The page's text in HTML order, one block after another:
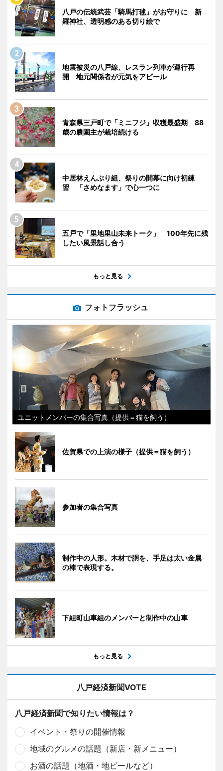
八戸の伝統武芸「騎馬打毬」がお守りに 新
羅神社、透明感のある切り絵で
地震被災の八戸線、レスラン列車が運行再
開 地元関係者が元気をアピール
青森県三戸町で「ミニフジ」収穫最盛期 88
歳の農園主が栽培続ける
中居林えんぶり組、祭りの開幕に向け初練
習 「さめなます」で心一つに
五戸で「里地里山未来トーク」 100年先に残
したい風景話し合う
もっと見る
フォトフラッシュ
ユニットメンバーの集合写真（提供＝猫を飼う）
佐賀県での上演の様子（提供＝猫を飼う）
参加者の集合写真
制作中の人形。木材で胴を、手足は太い金属
の棒で表現する。
下組町山車組のメンバーと制作中の山車
もっと見る
八戸経済新聞VOTE
八戸経済新聞で知りたい情報は？
イベント・祭りの開催情報
地域のグルメの話題（新店・新メニュー）
お酒の話題（地酒・地ビールなど）